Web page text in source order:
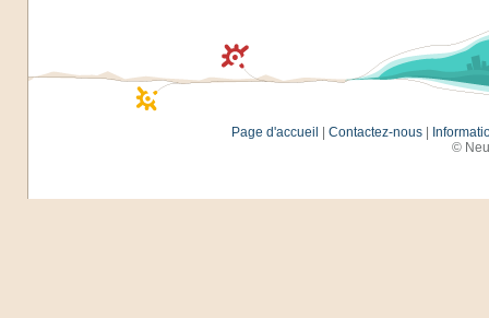
Page d'accueil Contactez-nous|
©